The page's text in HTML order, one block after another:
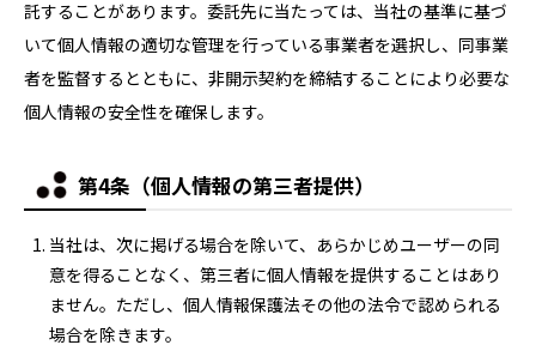
託することがあります。委託先に当たっては、当社の基準に基づ
いて個人情報の適切な管理を行っている事業者を選択し、同事業
者を監督するとともに、非開示契約を締結することにより必要な
個人情報の安全性を確保します。
第4条（個人情報の第三者提供）
当社は、次に掲げる場合を除いて、あらかじめユーザーの同
意を得ることなく、第三者に個人情報を提供することはあり
ません。ただし、個人情報保護法その他の法令で認められる
場合を除きます。